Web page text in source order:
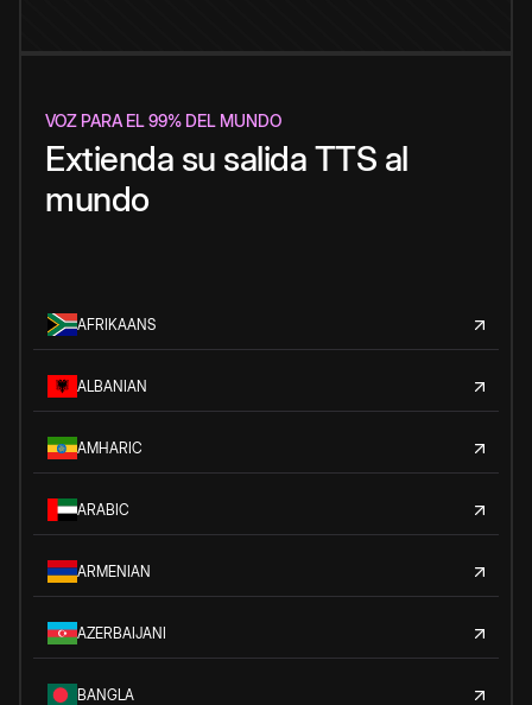
VOZ PARA EL 99% DEL MUNDO
Extienda su salida TTS al
mundo
AFRIKAANS
ALBANIAN
AMHARIC
ARABIC
ARMENIAN
AZERBAIJANI
BANGLA